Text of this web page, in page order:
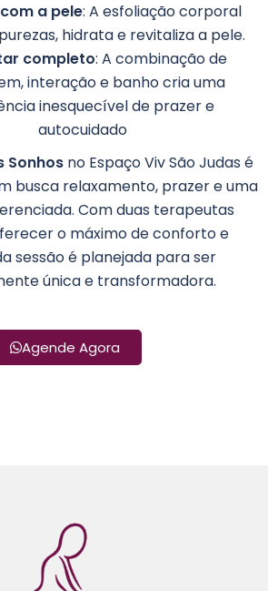
a pele: A esfoliação corporal
hidrata e revitaliza a pele.
completo: A combinação de
interação e banho cria uma
inesquecível de prazer e
autocuidado
Sonhosno Espaço Viv São Judas é
busca relaxamento, prazer e uma
Com duas terapeutas
o máximo de conforto e
sessão é planejada para ser
única e transformadora.
Agende Agora